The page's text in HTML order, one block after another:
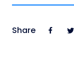
Share